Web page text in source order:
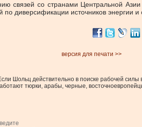
связей со странами Центральной
диверсификации источников энергии
версия для печати >>
Шольц действительно в поиске рабочей
тюрки, арабы, черные,